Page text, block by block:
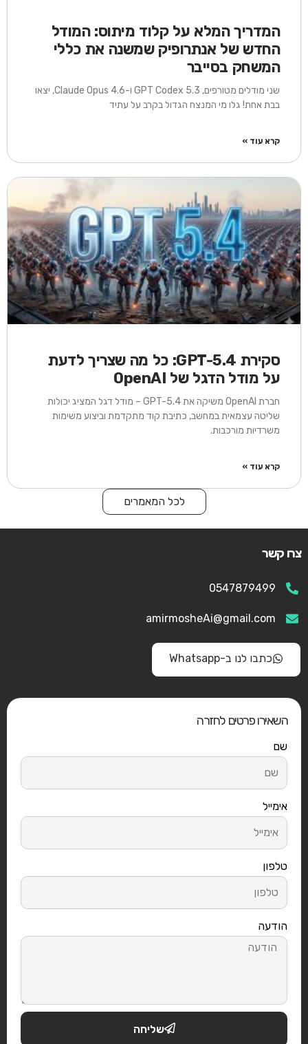
המדריך המלא על קלוד מיתוס: המודל
החדש של אנתרופיק שמשנה את כללי
המשחק בסייבר
שני מודלים מטורפים, GPT Codex 5.3 ו-Claude Opus 4.6, יצאו
בבת אחת! גלו מי המנצח הגדול בקרב על עתיד
קרא עוד »
סקירת GPT-5.4: כל מה שצריך לדעת
על מודל הדגל של OpenAI
חברת OpenAI משיקה את GPT-5.4 – מודל דגל המציג יכולות
שליטה עצמאית במחשב, כתיבת קוד מתקדמת וביצוע משימות
משרדיות מורכבות.
קרא עוד »
לכל המאמרים
צרו קשר
0547879499
amirmosheAi@gmail.com
כתבו לנו ב-Whatsapp
השאירו פרטים לחזרה
שם
אימייל
טלפון
הודעה
שליחה